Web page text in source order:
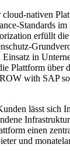
nativen
Standards
erfüllt die
in
Plattform über
with SAP
lässt sich
einen
und